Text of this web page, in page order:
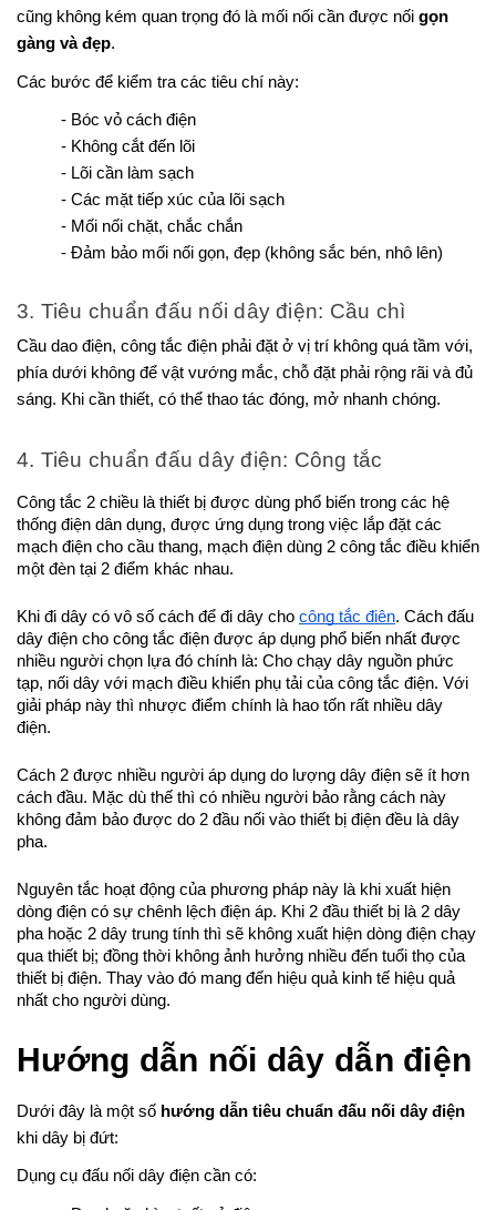
cũng không kém quan trọng đó là mối nối cần được nối gọn
gàng và đẹp.
Các bước để kiểm tra các tiêu chí này:
- Bóc vỏ cách điện
- Không cắt đến lõi
- Lõi cần làm sạch
- Các mặt tiếp xúc của lõi sạch
- Mối nối chặt, chắc chắn
- Đảm bảo mối nối gọn, đẹp (không sắc bén, nhô lên)
3. Tiêu chuẩn đấu nối dây điện: Cầu chì
Cầu dao điện, công tắc điện phải đặt ở vị trí không quá tầm với,
phía dưới không để vật vướng mắc, chỗ đặt phải rộng rãi và đủ
sáng. Khi cần thiết, có thể thao tác đóng, mở nhanh chóng.
4. Tiêu chuẩn đấu dây điện: Công tắc
Công tắc 2 chiều là thiết bị được dùng phổ biến trong các hệ
thống điện dân dụng, được ứng dụng trong việc lắp đặt các
mạch điện cho cầu thang, mạch điện dùng 2 công tắc điều khiển
một đèn tại 2 điểm khác nhau.
Khi đi dây có vô số cách để đi dây cho công tắc điện. Cách đấu
dây điện cho công tắc điện được áp dụng phổ biến nhất được
nhiều người chọn lựa đó chính là: Cho chạy dây nguồn phức
tạp, nối dây với mạch điều khiển phụ tải của công tắc điện. Với
giải pháp này thì nhược điểm chính là hao tốn rất nhiều dây
điện.
Cách 2 được nhiều người áp dụng do lượng dây điện sẽ ít hơn
cách đầu. Mặc dù thế thì có nhiều người bảo rằng cách này
không đảm bảo được do 2 đầu nối vào thiết bị điện đều là dây
pha.
Nguyên tắc hoạt động của phương pháp này là khi xuất hiện
dòng điện có sự chênh lệch điện áp. Khi 2 đầu thiết bị là 2 dây
pha hoặc 2 dây trung tính thì sẽ không xuất hiện dòng điện chạy
qua thiết bị; đồng thời không ảnh hưởng nhiều đến tuổi thọ của
thiết bị điện. Thay vào đó mang đến hiệu quả kinh tế hiệu quả
nhất cho người dùng.
Hướng dẫn nối dây dẫn điện
Dưới đây là một số
khi dây bị đứt:
Dụng cụ đấu nối dây điện cần có: